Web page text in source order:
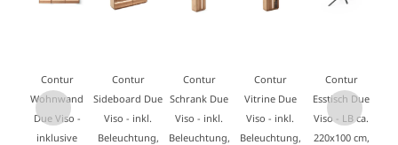
Contur
Wohnwand
Due Viso -
inklusive
Contur
Sideboard Due
Viso - inkl.
Beleuchtung,
Contur
Schrank Due
Viso - inkl.
Beleuchtung,
Contur
Vitrine Due
Viso - inkl.
Beleuchtung,
Contur
Esstisch Due
Viso - LB ca.
220x100 cm,